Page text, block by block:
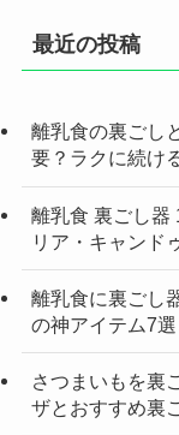
最近の投稿
離乳食の裏ごし
要？ラクに続け
離乳食 裏ごし器
リア・キャンド
離乳食に裏ごし
の神アイテム7
さつまいもを裏
ザとおすすめ裏